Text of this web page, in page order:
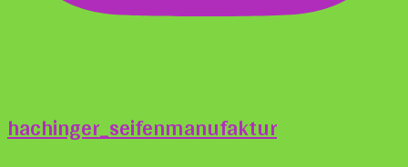
hachinger_seifenmanufaktur